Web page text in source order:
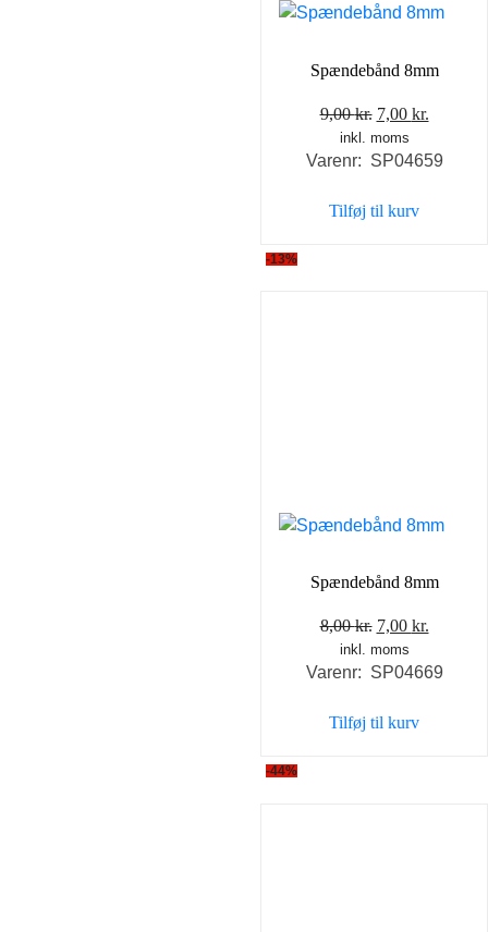
Spændebånd 8mm
9,00kr. Den
oprindelige
pris
9,00 kr..
7,00 kr.
pris
inkl. moms
Varenr: SP04659
Tilføj til kurv
-13%
Spændebånd 8mm
8,00kr. Den
oprindelige
pris
8,00 kr..
7,00 kr.
pris
inkl. moms
Varenr: SP04669
Tilføj til kurv
-44%